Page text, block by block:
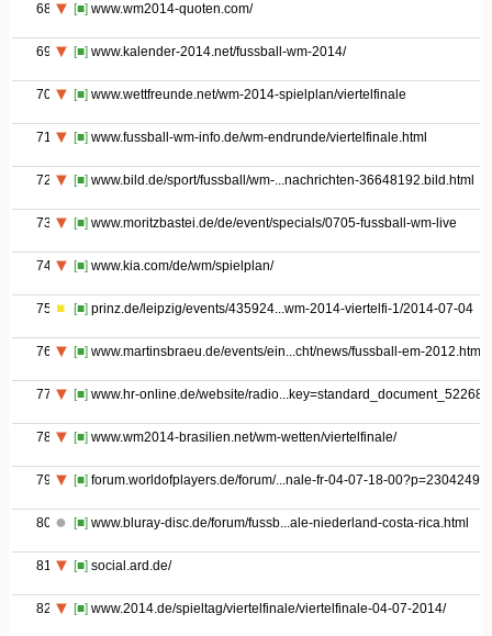
68 [■] www.wm2014-quoten.com/
69 [■] www.kalender-2014.net/fussball-wm-2014/
70 [■] www.wettfreunde.net/wm-2014-spielplan/viertelfinale
71 [■] www.fussball-wm-info.de/wm-endrunde/viertelfinale.html
72 [■] www.bild.de/sport/fussball/wm-...nachrichten-36648192.bild.html
73 [■] www.moritzbastei.de/de/event/specials/0705-fussball-wm-live
74 [■] www.kia.com/de/wm/spielplan/
75 [■] prinz.de/leipzig/events/435924...wm-2014-viertelfi-1/2014-07-04
76 [■] www.martinsbraeu.de/events/ein...cht/news/fussball-em-2012.html
77 [■] www.hr-online.de/website/
78 [■] www.wm2014-brasilien.net/wm-wetten/viertelfinale/
79 [■] forum.worldofplayers.de/forum/...nale-fr-04-07-18-00?p=23042496
80 [■] www.bluray-disc.de/forum/fussb...ale-niederland-costa-rica.html
81 [■] social.ard.de/
82 [■] www.2014.de/spieltag/viertelfinale/viertelfinale-04-07-2014/